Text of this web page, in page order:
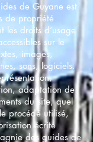
de Guyane est
de propriété
les droits d’usage
sur le
images,
sons, logiciels.
adaptation de
du site, quel
procédé utilisé,
écrite
des guides de